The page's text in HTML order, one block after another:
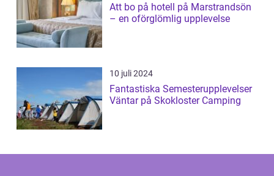
Att bo på hotell på Marstrandsön
– en oförglömlig upplevelse
10 juli 2024
Fantastiska Semesterupplevelser
Väntar på Skokloster Camping